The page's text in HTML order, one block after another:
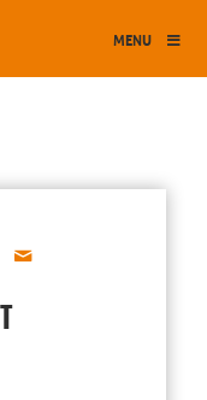
MENU